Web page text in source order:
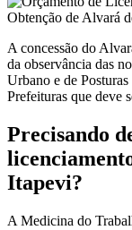
A concessão do
da observância das
Urbano e de
Prefeituras que deve
Precisando
Itapevi?
A Medicina do